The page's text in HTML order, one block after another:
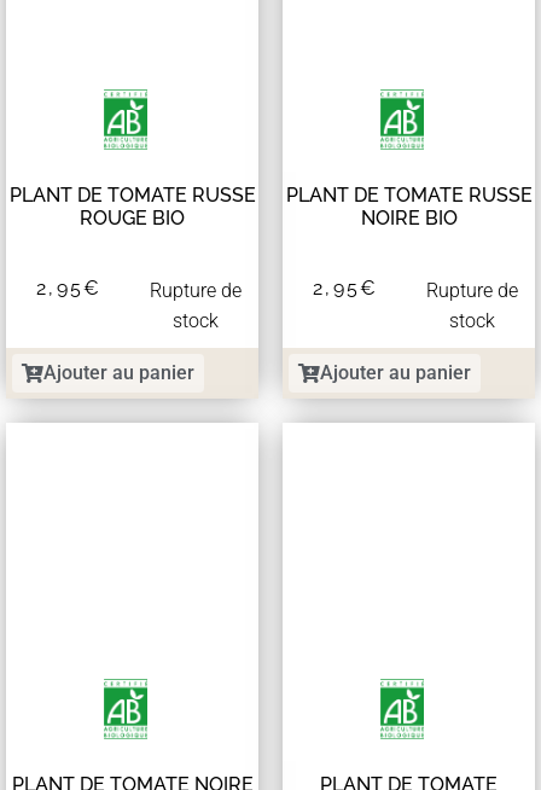
PLANT DE TOMATE RUSSE
ROUGE BIO
2,95€
Rupture de
stock
Ajouter au panier
PLANT DE TOMATE RUSSE
NOIRE BIO
2,95€
Rupture de
stock
Ajouter au panier
PLANT DE TOMATE NOIRE
PLANT DE TOMATE